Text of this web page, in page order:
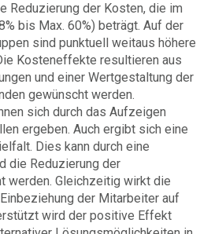
Reduzierung der Kosten, die im
bis Max. 60%) beträgt. Auf der
sind punktuell weitaus höhere
Kosteneffekte resultieren aus
und einer Wertgestaltung der
gewünscht werden.
sich durch das Aufzeigen
ergeben. Auch ergibt sich eine
Dies kann durch eine
die Reduzierung der
werden. Gleichzeitig wirkt die
der Mitarbeiter auf
wird der positive Effekt